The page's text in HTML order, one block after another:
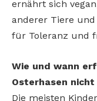
ernährt sich
anderer Tiere
für Toleranz und
Wie und wann
Osterhasen
Die meisten